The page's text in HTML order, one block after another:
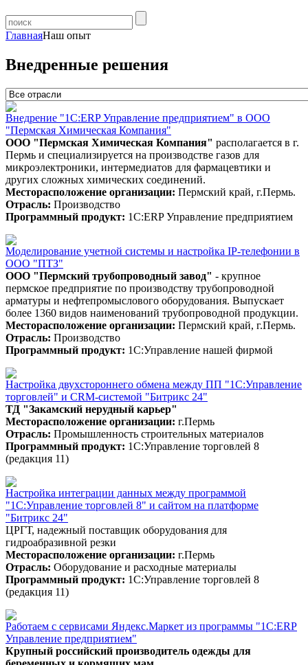
ГлавнаяНаш опыт
Внедренные решения
Внедрение "1С:ERP Управление предприятием" в ООО
"Пермская Химическая Компания"
ООО "Пермская Химическая Компания" располагается в г.
Пермь и специализируется на производстве газов для
микроэлектроники, интермедиатов для фармацевтики и
других сложных химических соединений.
Месторасположение организации: Пермский край, г.Пермь.
Отрасль: Производство
Программный продукт: 1С:ERP Управление предприятием
Моделирование учетной системы и настройка IP-телефонии в
ООО "ПТЗ"
ООО "Пермский трубопроводный завод" - крупное
пермское предприятие по производству трубопроводной
арматуры и нефтепромыслового оборудования. Выпускает
более 1360 видов наименований трубопроводной продукции.
Месторасположение организации: Пермский край, г.Пермь.
Отрасль: Производство
Программный продукт: 1С:Управление нашей фирмой
Настройка двухстороннего обмена между ПП "1С:Управление
торговлей" и CRM-системой "Битрикс 24"
ТД "Закамский нерудный карьер"
Месторасположение организации: г.Пермь
Отрасль: Промышленность строительных материалов
Программный продукт: 1С:Управление торговлей 8
(редакция 11)
Настройка интеграции данных между программой
"1С:Управление торговлей 8" и сайтом на платформе
"Битрикс 24"
ЦРГТ, надежный поставщик оборудования для
гидроабразивной резки
Месторасположение организации: г.Пермь
Отрасль: Оборудование и расходные материалы
Программный продукт: 1С:Управление торговлей 8
(редакция 11)
Работаем с сервисами Яндекс.Маркет из программы "1С:ERP
Управление предприятием"
Крупный российский производитель одежды для